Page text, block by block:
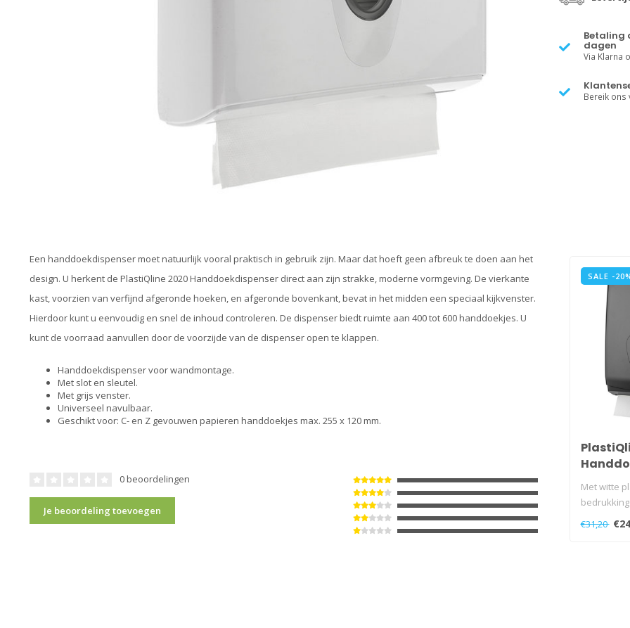
Betaling
dagen
Via Klarna
Bereik ons
Een handdoekdispenser moet natuurlijk vooral praktisch in gebruik zijn. Maar dat hoeft geen afbreuk te doen aan het
design. U herkent de PlastiQline 2020 Handdoekdispenser direct aan zijn strakke, moderne vormgeving. De vierkante
kast, voorzien van verfijnd afgeronde hoeken, en afgeronde bovenkant, bevat in het midden een speciaal kijkvenster.
Hierdoor kunt u eenvoudig en snel de inhoud controleren. De dispenser biedt ruimte aan 400 tot 600 handdoekjes. U
kunt de voorraad aanvullen door de voorzijde van de dispenser open te klappen.
Handdoekdispenser voor wandmontage.
Met slot en sleutel.
Met grijs venster.
Universeel navulbaar.
Geschikt voor: C- en Z gevouwen papieren handdoekjes max. 255 x 120 mm.
0 beoordelingen
Je beoordeling toevoegen
SALE -
midi
Met witte
€31,20